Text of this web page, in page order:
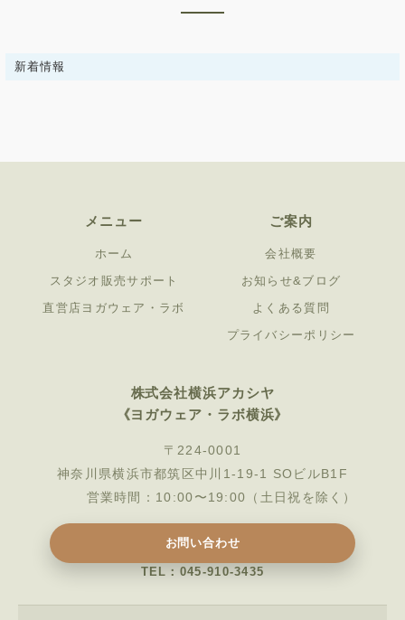
新着情報
メニュー
ホーム
スタジオ販売サポート
直営店ヨガウェア・ラボ
ご案内
会社概要
お知らせ&ブログ
よくある質問
プライバシーポリシー
株式会社横浜アカシヤ
《ヨガウェア・ラボ横浜》
〒224-0001
神奈川県横浜市都筑区中川1-19-1 SOビルB1F
営業時間：10:00〜19:00（土日祝を除く）
お問い合わせ
TEL：045-910-3435